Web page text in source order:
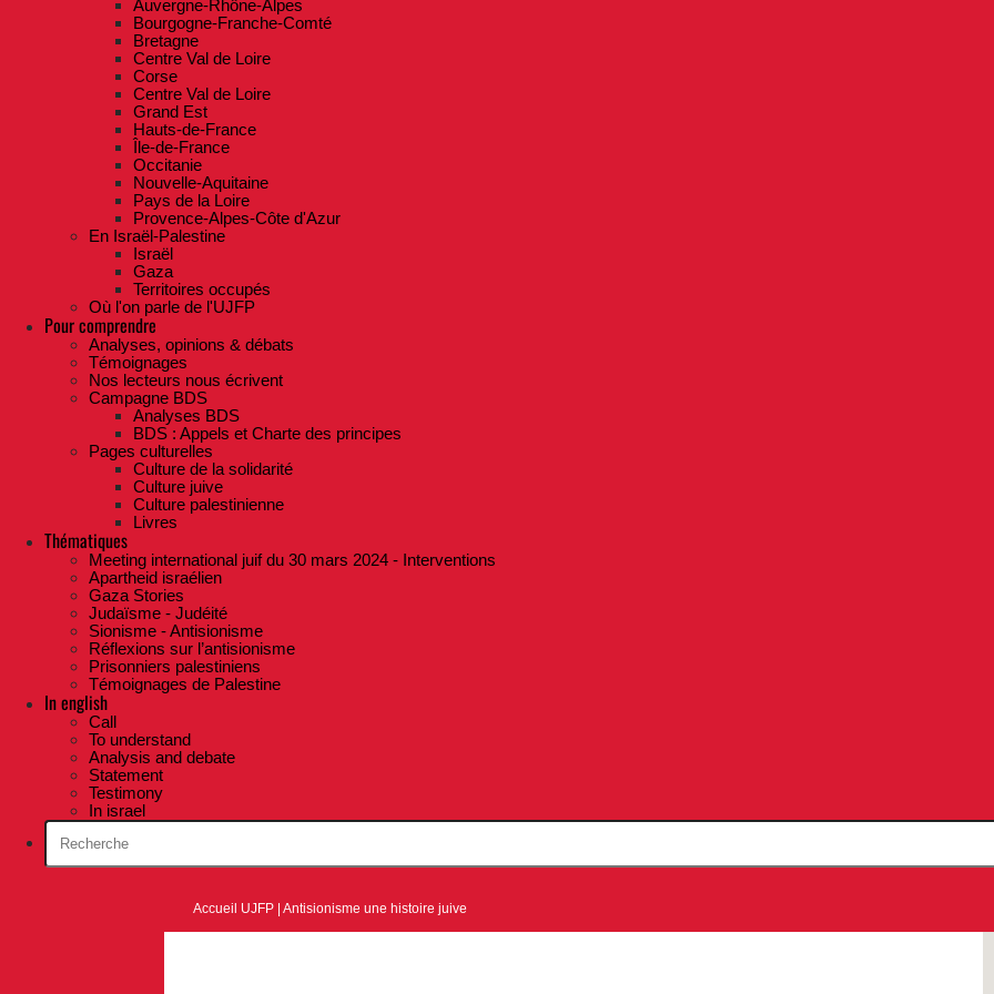
Auvergne-Rhône-Alpes
Bourgogne-Franche-Comté
Bretagne
Centre Val de Loire
Corse
Centre Val de Loire
Grand Est
Hauts-de-France
Île-de-France
Occitanie
Nouvelle-Aquitaine
Pays de la Loire
Provence-Alpes-Côte d'Azur
En Israël-Palestine
Israël
Gaza
Territoires occupés
Où l'on parle de l'UJFP
Pour comprendre
Analyses, opinions & débats
Témoignages
Nos lecteurs nous écrivent
Campagne BDS
Analyses BDS
BDS : Appels et Charte des principes
Pages culturelles
Culture de la solidarité
Culture juive
Culture palestinienne
Livres
Thématiques
Meeting international juif du 30 mars 2024 - Interventions
Apartheid israélien
Gaza Stories
Judaïsme - Judéité
Sionisme - Antisionisme
Réflexions sur l’antisionisme
Prisonniers palestiniens
Témoignages de Palestine
In english
Call
To understand
Analysis and debate
Statement
Testimony
In israel
Accueil UJFP |Antisionisme une histoire juive